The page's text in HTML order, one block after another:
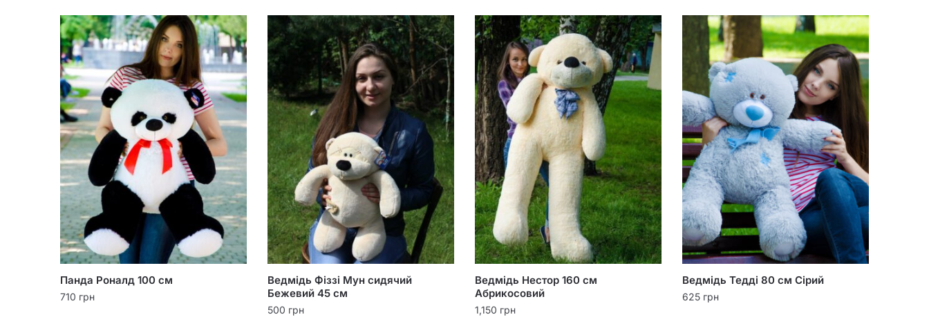
Панда Роналд 100 см
710 грн
Ведмідь Фіззі Мун сидячий
Бежевий 45 см
500 грн
Ведмідь Нестор 160 см
Абрикосовий
1,150 грн
Ведмідь Тедді 80 см Сірий
625 грн